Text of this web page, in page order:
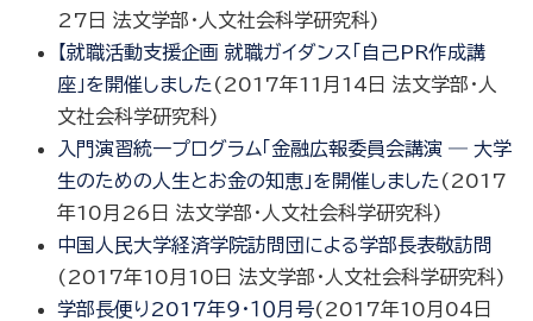
27日 法文学部・人文社会科学研究科)
【就職活動支援企画 就職ガイダンス「自己PR作成講
座」を開催しました ( 2017年11月14日 法文学部・人
文社会科学研究科)
入門演習統一プログラム「金融広報委員会講演 ― 大学
生のための人生とお金の知恵」を開催しました ( 2017
年10月26日 法文学部・人文社会科学研究科)
中国人民大学経済学院訪問団による学部長表敬訪問
( 2017年10月10日 法文学部・人文社会科学研究科)
学部長便り2017年９・１０月号( 2017年10月04日